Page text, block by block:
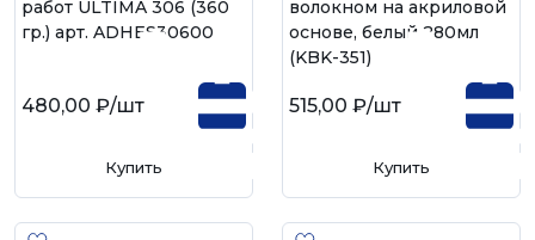
работ ULTIMA 306 (360
гр.) арт. ADHES30600
480,00 ₽/шт
Купить
волокном на акриловой
основе, белый 280мл
(KBK-351)
515,00 ₽/шт
Купить